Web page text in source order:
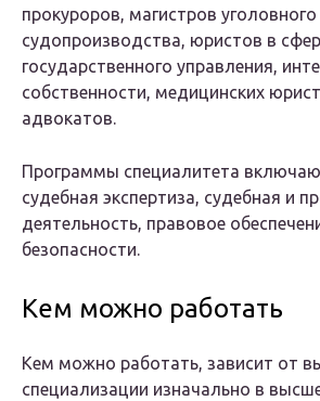
прокуроров, магистров
судопроизводства, юристов в
государственного управления,
собственности, медицинских
адвокатов.
Программы специалитета
судебная экспертиза, судебная и
деятельность, правовое
безопасности.
Кем можно работать
Кем можно работать, зависит от
специализации изначально в